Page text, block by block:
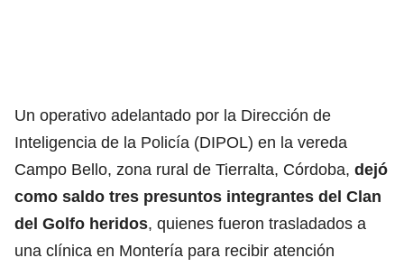
Un operativo adelantado por la Dirección de
Inteligencia de la Policía (DIPOL) en la vereda
Campo Bello, zona rural de Tierralta, Córdoba, dejó
como saldo tres presuntos integrantes del Clan
del Golfo heridos, quienes fueron trasladados a
una clínica en Montería para recibir atención